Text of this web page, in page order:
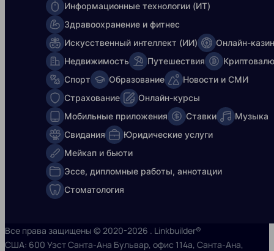
Информационные технологии (ИT)
Здравоохранение и фитнес
Искусственный интеллект (ИИ)
Онлайн-
Недвижимость
Путешествия
Спорт
Образование
Новости и СМИ
Страхование
Онлайн-курсы
Мобильные приложения
Ставки
Музыка
Свидания
Юридические услуги
Мейкап и бьюти
Эссе, дипломные работы, аннотации
Стоматология
Все права защищены © 2020-2026 . Linkbuilder®
США: 600 Уэст Санта-Ана Бульвар, офис 114a, Санта-Ана,